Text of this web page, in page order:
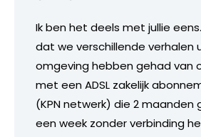
Ik ben het deels met jullie
dat we verschillende verhalen
omgeving hebben gehad van
met een ADSL zakelijk
(KPN netwerk) die 2
een week zonder verbinding